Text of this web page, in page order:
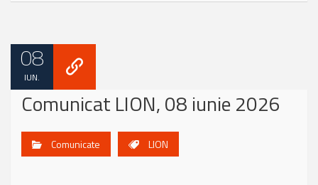
08
IUN.
Comunicat LION, 08 iunie 2026
Comunicate LION